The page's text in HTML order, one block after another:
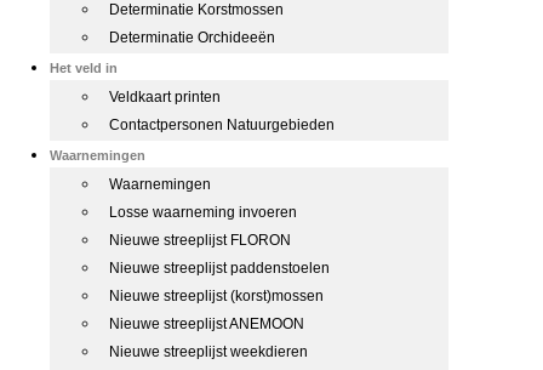
Determinatie Korstmossen
Determinatie Orchideeën
Het veld in
Veldkaart printen
Contactpersonen Natuurgebieden
Waarnemingen
Waarnemingen
Losse waarneming invoeren
Nieuwe streeplijst FLORON
Nieuwe streeplijst paddenstoelen
Nieuwe streeplijst (korst)mossen
Nieuwe streeplijst ANEMOON
Nieuwe streeplijst weekdieren